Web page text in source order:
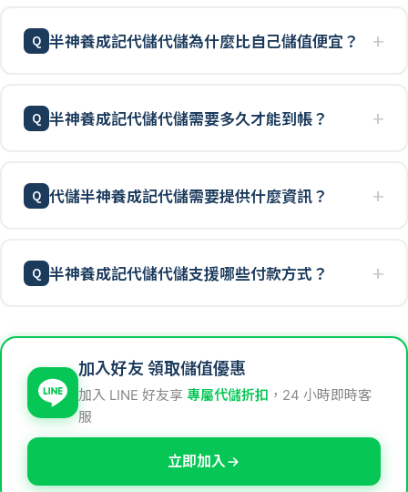
半神養成記代儲代儲為什麼比自己儲值便宜？
半神養成記代儲代儲需要多久才能到帳？
代儲半神養成記代儲需要提供什麼資訊？
半神養成記代儲代儲支援哪些付款方式？
加入好友 領取儲值優惠
加入 LINE 好友享 專屬代儲折扣 ，24 小時即時客
服
立即加入